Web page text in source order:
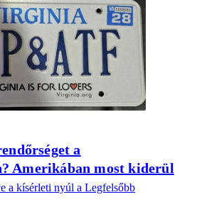
a
Amerikában most kiderül
a kísérleti nyúl a Legfelsőbb